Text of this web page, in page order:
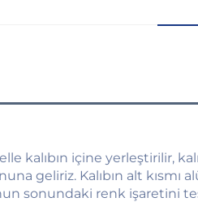
kalıbın içine yerleştirilir,
geliriz. Kalıbın alt kısmı
sonundaki renk işaretini